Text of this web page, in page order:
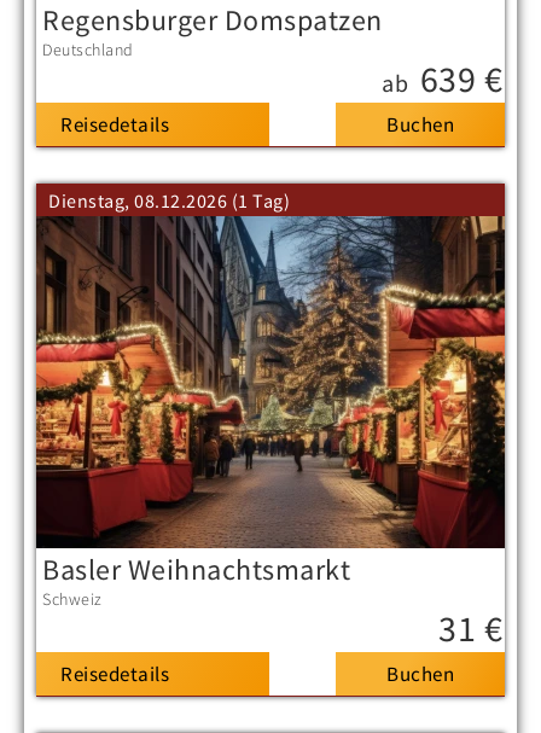
Regensburger Domspatzen
Deutschland
ab 639 €
Reisedetails
Dienstag, 08.12.2026 (1 Tag)
Basler Weihnachtsmarkt
Schweiz
31 €
Reisedetails